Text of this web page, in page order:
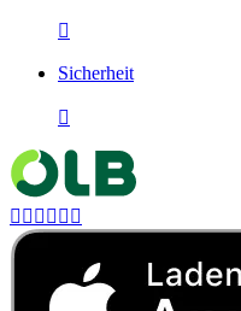

Sicherheit

     